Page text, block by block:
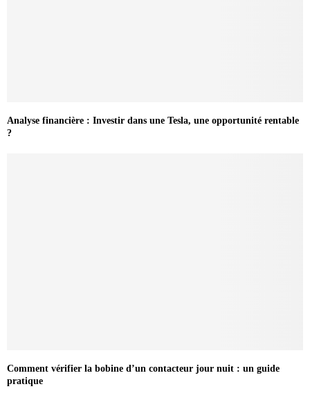
Analyse financière : Investir dans une Tesla, une opportunité rentable
?
Comment vérifier la bobine d’un contacteur jour nuit : un guide
pratique